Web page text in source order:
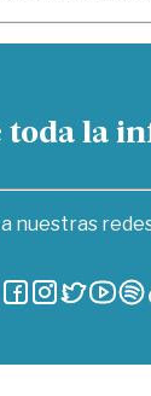
toda la
nuestras